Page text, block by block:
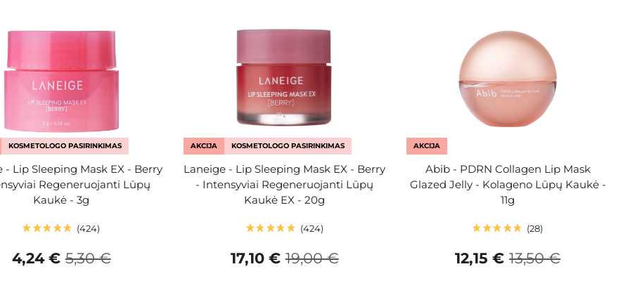
KOSMETOLOGO PASIRINKIMAS
- Lip Sleeping Mask EX - Berry
Regeneruojanti Lūpų
Kaukė - 3g
424
5,30 €
4,24 €
AKCIJA KOSMETOLOGO PASIRINKIMAS
Laneige - Lip Sleeping Mask EX - Berry
- Intensyviai Regeneruojanti Lūpų
Kaukė EX - 20g
424
19,00 €
17,10 €
AKCIJA
Abib - PDRN Collagen Lip Mask
Glazed Jelly - Kolageno Lūpų Kaukė -
11g
28
13,50 €
12,15 €